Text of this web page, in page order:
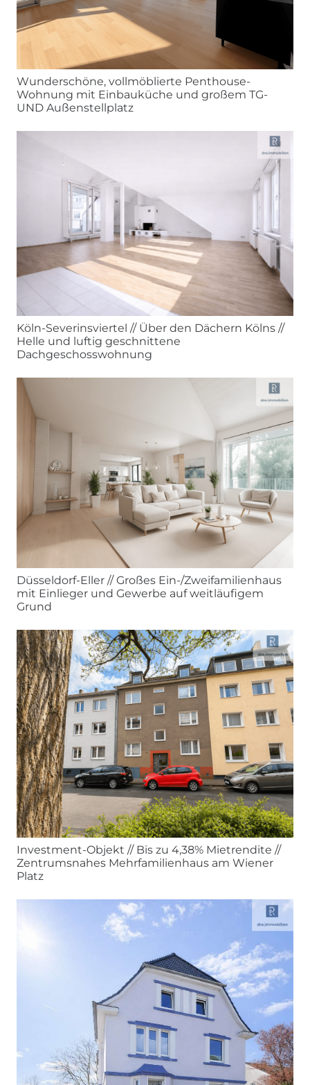
Wunderschöne, vollmöblierte Penthouse-
Wohnung mit Einbauküche und großem TG-
UND Außenstellplatz
Köln-Severinsviertel // Über den Dächern Kölns //
Helle und luftig geschnittene
Dachgeschosswohnung
Düsseldorf-Eller // Großes Ein-/Zweifamilienhaus
mit Einlieger und Gewerbe auf weitläufigem
Grund
Investment-Objekt // Bis zu 4,38% Mietrendite //
Zentrumsnahes Mehrfamilienhaus am Wiener
Platz